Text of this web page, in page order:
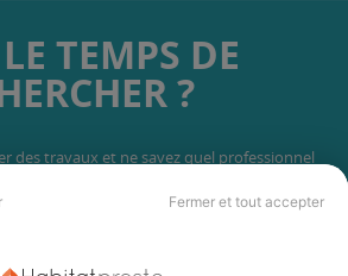
Fermer et tout accepter
TEMPS DE
?
des travaux et ne savez quel professionnel
partout en France.